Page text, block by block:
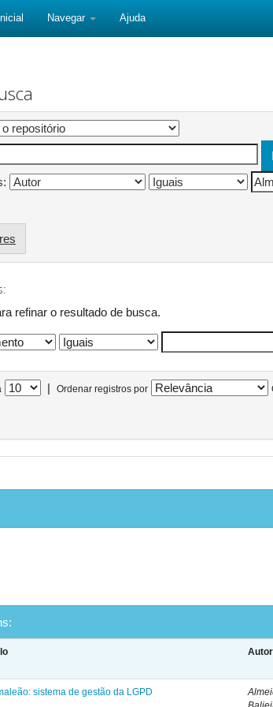
Navegar Ajuda
refinar o resultado de busca.
| Ordenar registros por
sistema de gestão da LGPD